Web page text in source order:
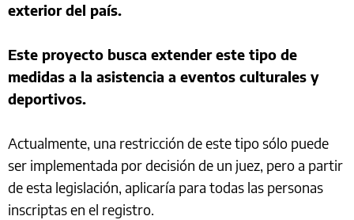
exterior del país.
Este proyecto busca extender este tipo de
medidas a la asistencia a eventos culturales y
deportivos.
Actualmente, una restricción de este tipo sólo puede
ser implementada por decisión de un juez, pero a partir
de esta legislación, aplicaría para todas las personas
inscriptas en el registro.